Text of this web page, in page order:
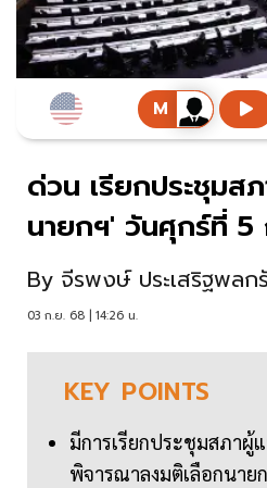
ด่วน เรียกประชุมส
นายกฯ' วันศุกร์ที่ 5
By จีรพงษ์ ประเสริฐพลก
03 ก.ย. 68 | 14:26 น.
KEY POINTS
มีการเรียกประชุมสภาผู้
พิจารณาลงมติเลือกนาย